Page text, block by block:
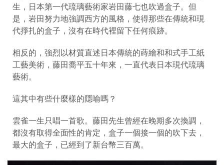
生，日本第一代琉璃藝術家岩田藤七也吹過盒子。但
是，岩田努力地強調西方的風格，使得那些在傳統和現
代掙扎的盒子，沒有在時代裡留下任何痕跡。
相反的，強烈以材質直述日本傳統的蒔繪和和式手工紙
工藝美術，藤田喬平五十年來，一直代表日本現代琉璃
藝術。
這其中有些什麼樣的隱喻嗎？
雲雀一生只唱一首歌。藤田先生曾經在晚期多次換調，
都沒有取得全面性的肯定，盒子一個接一個的吹下去，
最大的盒子，已經到了新台幣三百萬。